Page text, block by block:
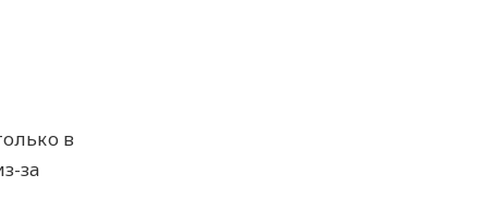
в
за